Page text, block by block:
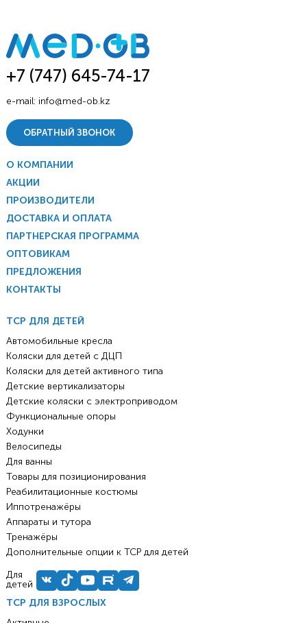
+7 (747) 645-74-17
e-mail: info@med-ob.kz
ОБРАТНЫЙ ЗВОНОК
О КОМПАНИИ
АКЦИИ
ПРОИЗВОДИТЕЛИ
ДОСТАВКА И ОПЛАТА
ПАРТНЕРСКАЯ ПРОГРАММА
ОПТОВИКАМ
ПРЕДЛОЖЕНИЯ
КОНТАКТЫ
ТСР ДЛЯ ВЗРОСЛЫХ
ТСР ДЛЯ ДЕТЕЙ
Автомобильные кресла
Коляски для детей с ДЦП
Коляски для детей активного типа
Детские вертикализаторы
Детские коляски с электроприводом
Функциональные опоры
Ходунки
Велосипеды
Для ванны
Товары для позиционирования
Реабилитационные костюмы
Иппотренажёры
Аппараты и тутора
Тренажёры
Дополнительные опции к ТСР для детей
Для
детей